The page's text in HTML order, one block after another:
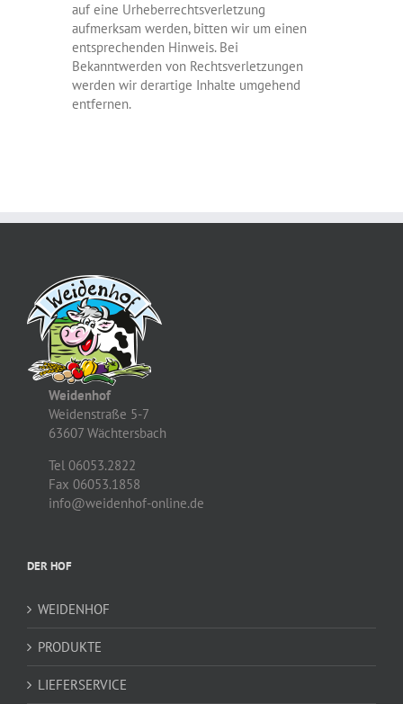
auf eine Urheberrechtsverletzung
aufmerksam werden, bitten wir um einen
entsprechenden Hinweis. Bei
Bekanntwerden von Rechtsverletzungen
werden wir derartige Inhalte umgehend
entfernen.
Weidenhof
Weidenstraße 5-7
63607 Wächtersbach
Tel 06053.2822
Fax 06053.1858
info@weidenhof-online.de
DER HOF
WEIDENHOF
PRODUKTE
LIEFERSERVICE